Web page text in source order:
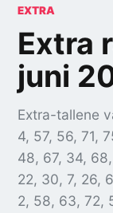
EXTRA
Extra
juni
Extra-tallene
4, 57, 56, 71,
48, 67, 34,
22, 30, 7, 26,
2, 58, 63, 72,